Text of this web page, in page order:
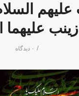
علیهما
/ ۰ دیدگاه